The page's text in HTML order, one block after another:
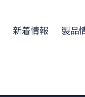
新着情報 製品